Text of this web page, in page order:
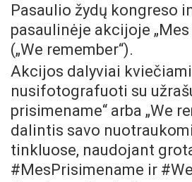
Pasaulio žydų kongreso
pasaulinėje akcijoje
(„We remember“).
Akcijos dalyviai kviečiami
nusifotografuoti su
prisimename“ arba „We
dalintis savo
tinkluose, naudojant
#MesPrisimename ir